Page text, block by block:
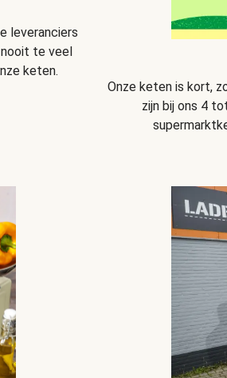
leveranciers
te veel
keten.
Onze keten is kort,
zijn bij ons 4